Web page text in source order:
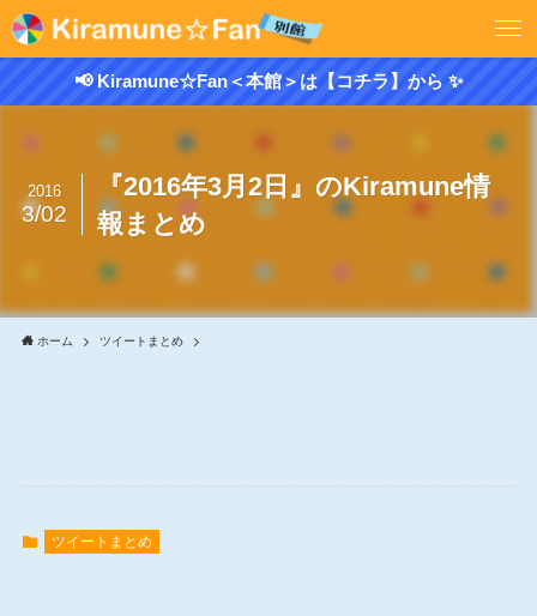
📢 Kiramune☆Fan＜本館＞は【コチラ】から ✨
『2016年3月2日』のKiramune情
報まとめ
2016
3/02
ホーム ツイートまとめ
ツイートまとめ